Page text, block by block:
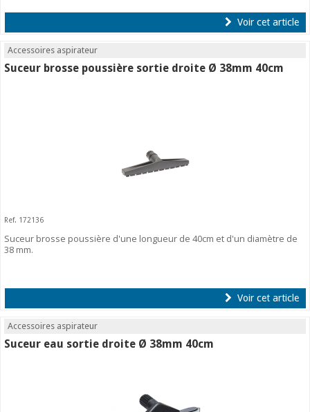
Voir cet article
Accessoires aspirateur
Suceur brosse poussière sortie droite Ø 38mm 40cm
Ref. 172136
Suceur brosse poussière d'une longueur de 40cm et d'un diamètre de
38 mm.
Voir cet article
Accessoires aspirateur
Suceur eau sortie droite Ø 38mm 40cm